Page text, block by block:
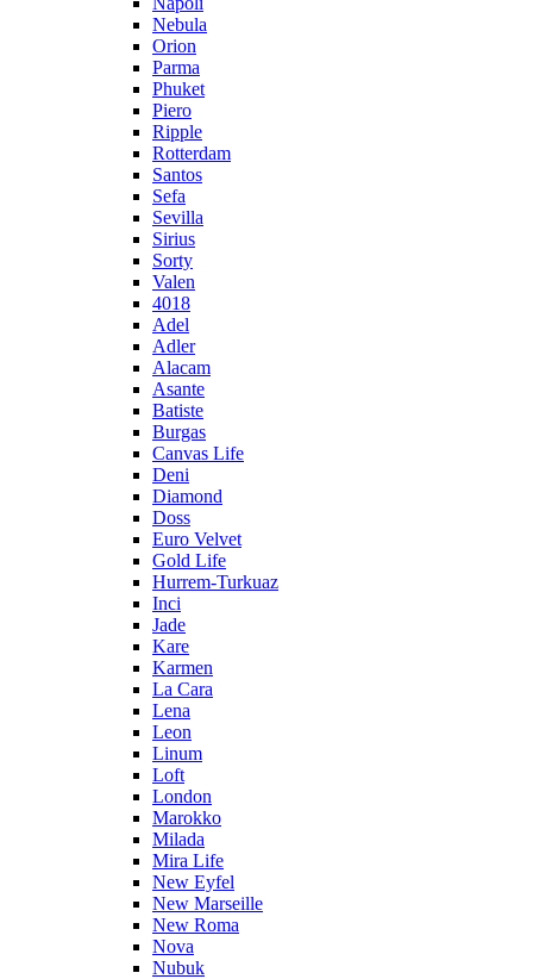
Nebula
Orion
Parma
Phuket
Piero
Ripple
Rotterdam
Santos
Sefa
Sevilla
Sirius
Sorty
Valen
4018
Adel
Adler
Alacam
Asante
Batiste
Burgas
Canvas Life
Deni
Diamond
Doss
Euro Velvet
Gold Life
Hurrem-Turkuaz
Inci
Jade
Kare
Karmen
La Cara
Lena
Leon
Linum
Loft
London
Marokko
Milada
Mira Life
New Eyfel
New Marseille
New Roma
Nova
Nubuk